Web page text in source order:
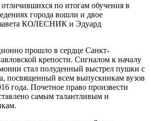
по итогам обучения в
города вошли и двое
КОЛЕСНИК и Эдуард
прошло в сердце Санкт-
крепости. Сигналом к началу
стал полуденный выстрел пушки с
посвященный всем выпускникам вузов
года. Почетное право произвести
самым талантливым и